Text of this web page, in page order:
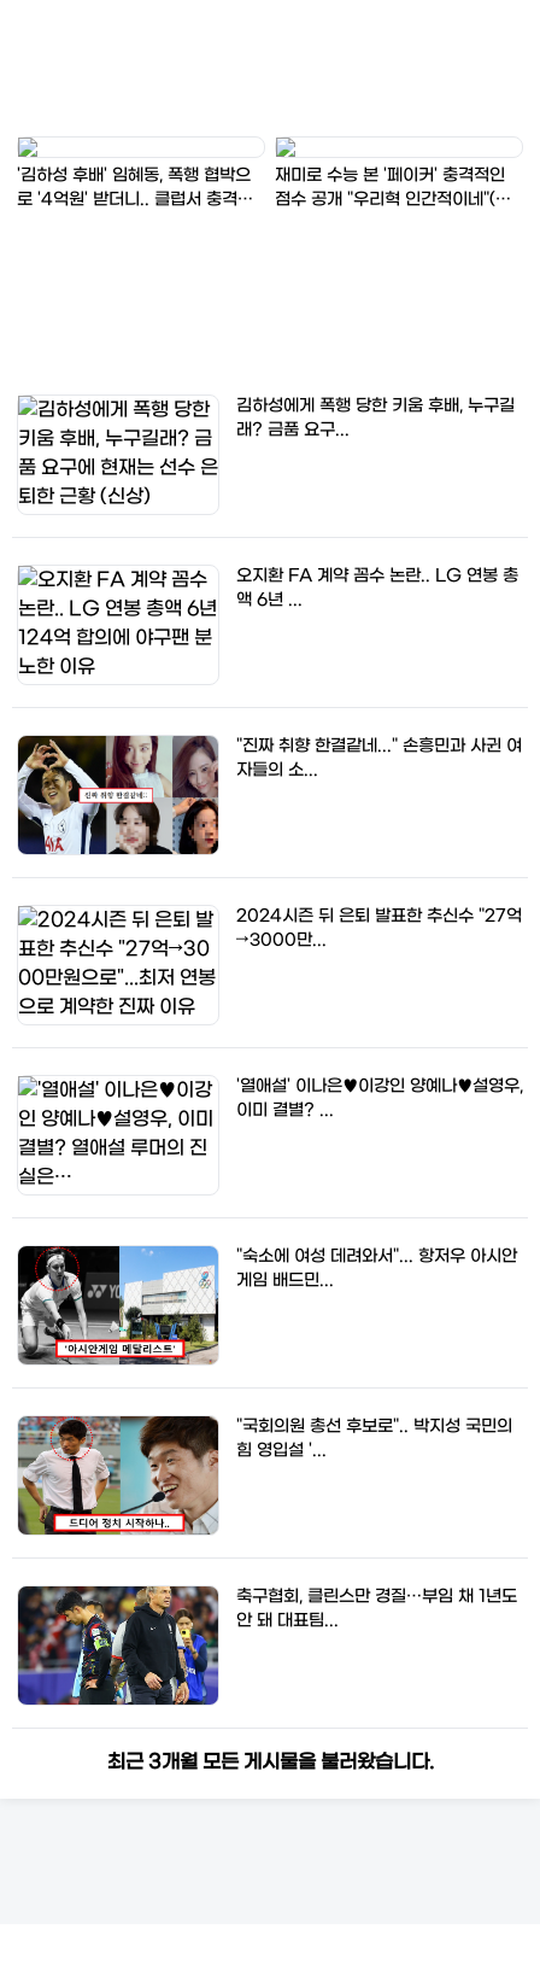
'김하성 후배' 임혜동, 폭행 협박으
로 '4억원' 받더니.. 클럽서 충격적
재미로 수능 본 '페이커' 충격적인
점수 공개 "우리혁 인간적이네"(연
김하성에게 폭행 당한 키움 후배, 누구길
래? 금품 요구...
오지환 FA 계약 꼼수 논란.. LG 연봉 총
액 6년 ...
"진짜 취향 한결같네..." 손흥민과 사귄 여
자들의 소...
2024시즌 뒤 은퇴 발표한 추신수 "27억
→3000만...
'열애설' 이나은♥이강인 양예나♥설영우,
이미 결별? ...
"숙소에 여성 데려와서"... 항저우 아시안
게임 배드민...
"국회의원 총선 후보로".. 박지성 국민의
힘 영입설 '...
축구협회, 클린스만 경질…부임 채 1년도
안 돼 대표팀...
최근 3개월 모든 게시물을 불러왔습니다.